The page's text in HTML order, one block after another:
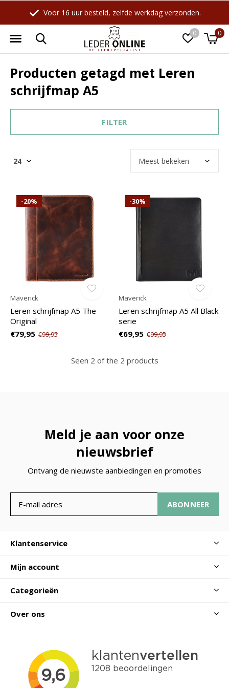
0 0
Voor 16 uur besteld, zelfde werkdag verzonden.
Producten getagd met Leren
schrijfmap A5
FILTER
-20%
Maverick
Leren schrijfmap A5 The
Original
€79,95 €99,95
-30%
Maverick
Leren schrijfmap A5 All Black
serie
€69,95 €99,95
Seen 2 of the 2 products
Meld je aan voor onze
nieuwsbrief
Ontvang de nieuwste aanbiedingen en promoties
ABONNEER
Klantenservice
Mijn account
Categorieën
Over ons